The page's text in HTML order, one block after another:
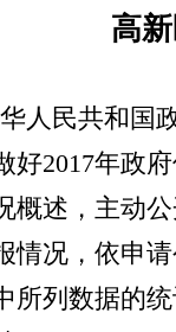
高
民共和国
好2017年政
概述，主动
情况，依申
所列数据的